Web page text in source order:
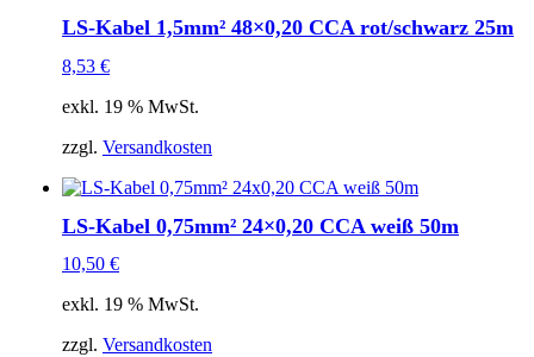
LS-Kabel 1,5mm² 48×0,20 CCA rot/schwarz 25m
8,53 €
exkl. 19 % MwSt.
zzgl. Versandkosten
LS-Kabel 0,75mm² 24×0,20 CCA weiß 50m
10,50 €
exkl. 19 % MwSt.
zzgl. Versandkosten